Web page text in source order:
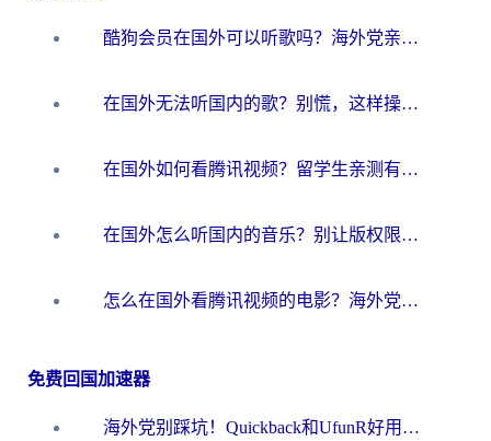
酷狗会员在国外可以听歌吗？海外党亲测有效：3步解决音乐权限难题
在国外无法听国内的歌？别慌，这样操作就能畅听QQ音乐（附亲测加速器推荐）
在国外如何看腾讯视频？留学生亲测有效的回国加速方案
在国外怎么听国内的音乐？别让版权限制断了你的华语歌单
怎么在国外看腾讯视频的电影？海外党亲测有效的回国加速指南
免费回国加速器
海外党别踩坑！Quickback和UfunR好用吗？选对回国加速器才能无缝刷国内资源